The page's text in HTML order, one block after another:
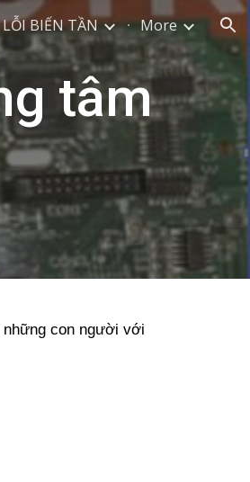
LỖI BIẾN TẦN More
tâm
những con người với